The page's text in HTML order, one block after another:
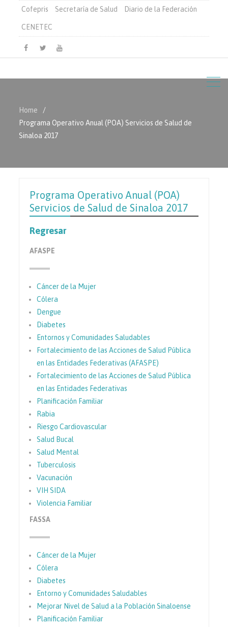
Cofepris Secretaría de Salud Diario de la Federación
CENETEC
Facebook
TwitterYoutube
Home
Programa Operativo Anual (POA) Servicios de Salud de
Sinaloa 2017
Programa Operativo Anual (POA)
Servicios de Salud de Sinaloa 2017
Regresar
AFASPE
Cáncer de la Mujer
Cólera
Dengue
Diabetes
Entornos y Comunidades Saludables
Fortalecimiento de las Acciones de Salud Pública
en las Entidades Federativas (AFASPE)
Fortalecimiento de las Acciones de Salud Pública
en las Entidades Federativas
Planificación Familiar
Rabia
Riesgo Cardiovascular
Salud Bucal
Salud Mental
Tuberculosis
Vacunación
VIH SIDA
Violencia Familiar
FASSA
Cáncer de la Mujer
Cólera
Diabetes
Entorno y Comunidades Saludables
Mejorar Nivel de Salud a la Población Sinaloense
Planificación Familiar